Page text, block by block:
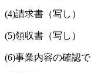
(4)請求書（写し）
(5)領収書（写し）
(6)事業内容の確認